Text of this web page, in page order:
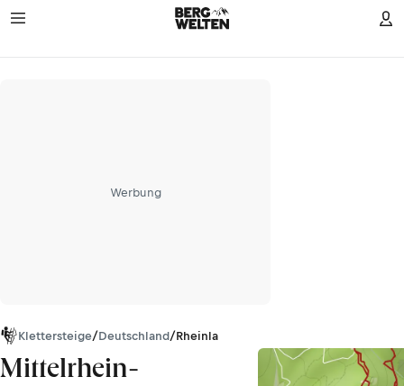
Werbung
Klettersteige/Deutschland/Rheinland-Pfalz
Mittelrhein-